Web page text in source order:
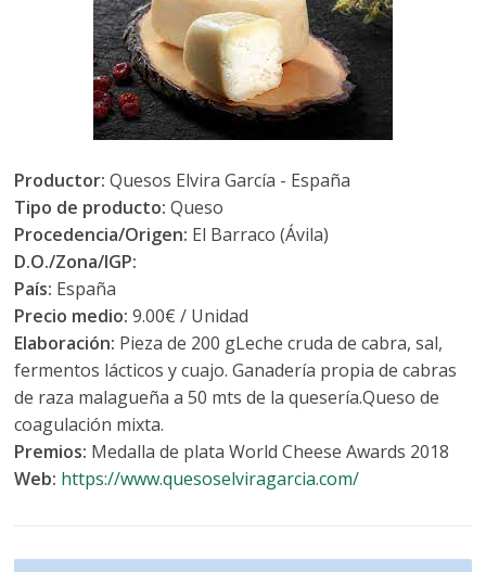
Productor: Quesos Elvira García - España
Tipo de producto:Queso
Procedencia/Origen: El Barraco (Ávila)
D.O./Zona/IGP:
País: España
Precio medio: 9.00€ / Unidad
Elaboración: Pieza de 200 gLeche cruda de cabra, sal,
fermentos lácticos y cuajo. Ganadería propia de cabras
de raza malagueña a 50 mts de la quesería.Queso de
coagulación mixta.
Premios: Medalla de plata World Cheese Awards 2018
Web: https://www.quesoselviragarcia.com/